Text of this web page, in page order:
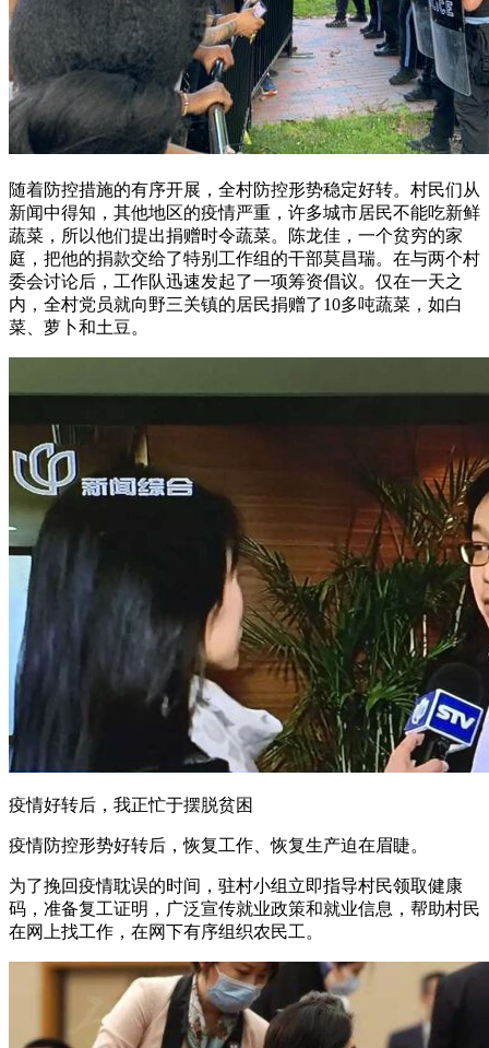
随着防控措施的有序开展，全村防控形势稳定好转。村民们从
新闻中得知，其他地区的疫情严重，许多城市居民不能吃新鲜
蔬菜，所以他们提出捐赠时令蔬菜。陈龙佳，一个贫穷的家
庭，把他的捐款交给了特别工作组的干部莫昌瑞。在与两个村
委会讨论后，工作队迅速发起了一项筹资倡议。仅在一天之
内，全村党员就向野三关镇的居民捐赠了10多吨蔬菜，如白
菜、萝卜和土豆。
疫情好转后，我正忙于摆脱贫困
疫情防控形势好转后，恢复工作、恢复生产迫在眉睫。
为了挽回疫情耽误的时间，驻村小组立即指导村民领取健康
码，准备复工证明，广泛宣传就业政策和就业信息，帮助村民
在网上找工作，在网下有序组织农民工。